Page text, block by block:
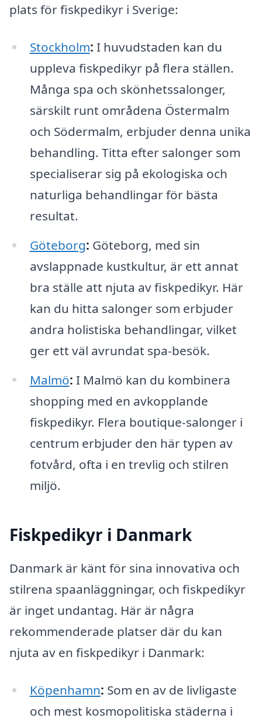
plats för fiskpedikyr i Sverige:
Stockholm: I huvudstaden kan du
uppleva fiskpedikyr på flera ställen.
Många spa och skönhetssalonger,
särskilt runt områdena Östermalm
och Södermalm, erbjuder denna unika
behandling. Titta efter salonger som
specialiserar sig på ekologiska och
naturliga behandlingar för bästa
resultat.
Göteborg: Göteborg, med sin
avslappnade kustkultur, är ett annat
bra ställe att njuta av fiskpedikyr. Här
kan du hitta salonger som erbjuder
andra holistiska behandlingar, vilket
ger ett väl avrundat spa-besök.
Malmö: I Malmö kan du kombinera
shopping med en avkopplande
fiskpedikyr. Flera boutique-salonger i
centrum erbjuder den här typen av
fotvård, ofta i en trevlig och stilren
miljö.
Fiskpedikyr i Danmark
Danmark är känt för sina innovativa och
stilrena spaanläggningar, och fiskpedikyr
är inget undantag. Här är några
rekommenderade platser där du kan
njuta av en fiskpedikyr i Danmark:
Köpenhamn: Som en av de livligaste
och mest kosmopolitiska städerna i